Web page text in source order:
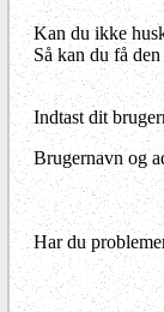
Kan du ikke
Så kan du få
Indtast dit
Brugernavn og
Har du